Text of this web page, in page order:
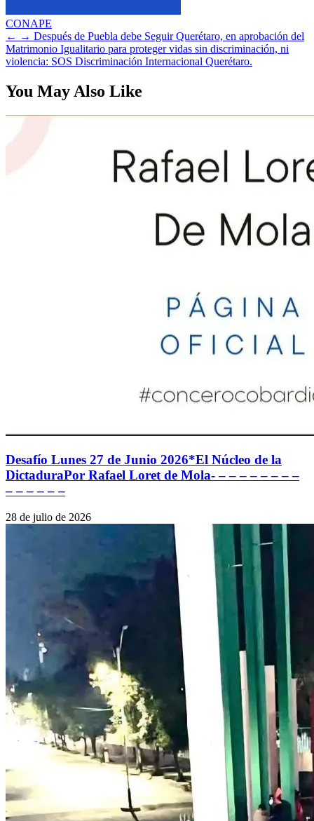
CONAPE
← → Después de Puebla debe Seguir Querétaro, en aprobación del
Matrimonio Igualitario para proteger vidas sin discriminación, ni
violencia: SOS Discriminación Internacional Querétaro.
You May Also Like
Desafío Lunes 27 de Junio 2026*El Núcleo de la
DictaduraPor Rafael Loret de Mola- – – – – – – – –
– – – – – –
28 de julio de 2026